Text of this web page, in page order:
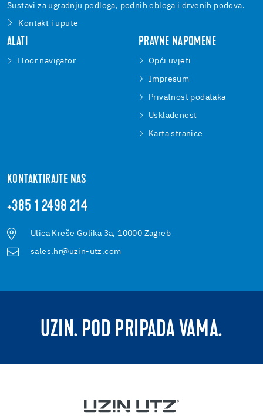
Sustavi za ugradnju podloga, podnih obloga i drvenih podova.
Kontakt i upute
ALATI
Floor navigator
PRAVNE NAPOMENE
Opći uvjeti
Impresum
Privatnost podataka
Usklađenost
Karta stranice
KONTAKTIRAJTE NAS
+385 1 2498 214
Ulica Kreše Golika 3a, 10000 Zagreb
sales.hr@uzin-utz.com
UZIN. POD PRIPADA VAMA.